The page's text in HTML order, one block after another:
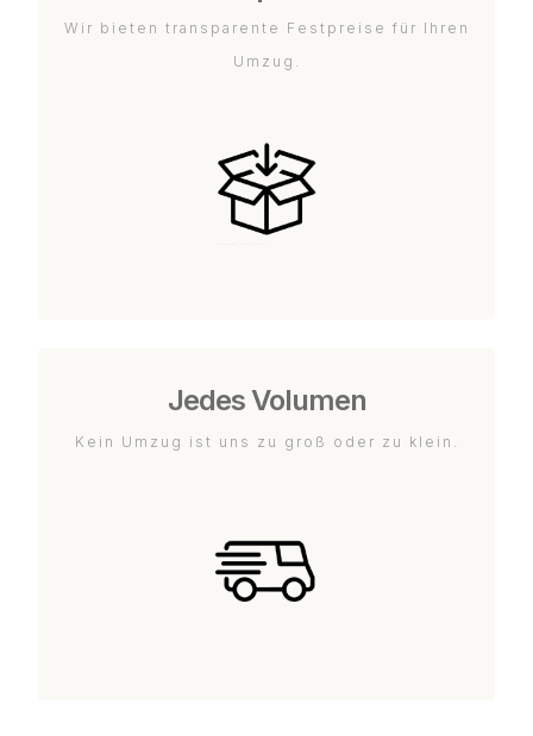
Wir bieten transparente Festpreise für Ihren
Umzug.
Jedes Volumen
Kein Umzug ist uns zu groß oder zu klein.